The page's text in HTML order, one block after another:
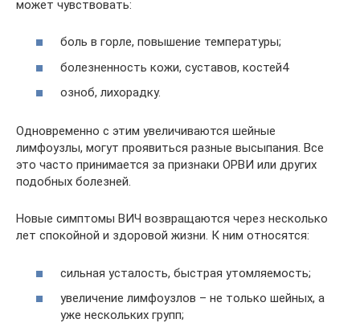
может чувствовать:
боль в горле, повышение температуры;
болезненность кожи, суставов, костей4
озноб, лихорадку.
Одновременно с этим увеличиваются шейные
лимфоузлы, могут проявиться разные высыпания. Все
это часто принимается за признаки ОРВИ или других
подобных болезней.
Новые симптомы ВИЧ возвращаются через несколько
лет спокойной и здоровой жизни. К ним относятся:
сильная усталость, быстрая утомляемость;
увеличение лимфоузлов – не только шейных, а
уже нескольких групп;